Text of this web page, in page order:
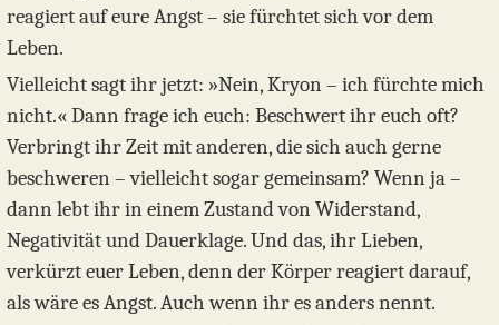
reagiert auf eure Angst – sie fürchtet sich vor dem
Leben.
Vielleicht sagt ihr jetzt: »Nein, Kryon – ich fürchte mich
nicht.« Dann frage ich euch: Beschwert ihr euch oft?
Verbringt ihr Zeit mit anderen, die sich auch gerne
beschweren – vielleicht sogar gemeinsam? Wenn ja –
dann lebt ihr in einem Zustand von Widerstand,
Negativität und Dauerklage. Und das, ihr Lieben,
verkürzt euer Leben, denn der Körper reagiert darauf,
als wäre es Angst. Auch wenn ihr es anders nennt.